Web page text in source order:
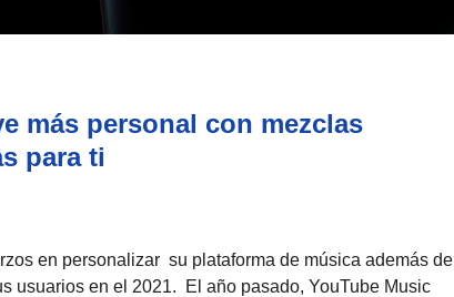
más personal con mezclas
para ti
en personalizar su plataforma de música además de
usuarios en el 2021. El año pasado, YouTube Music